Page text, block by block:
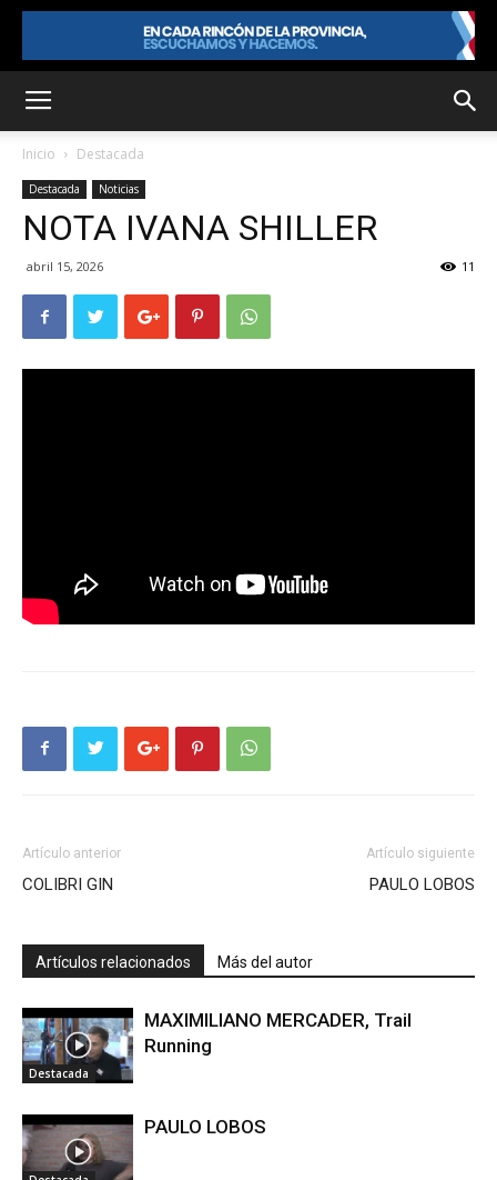
Inicio Destacada
Destacada Noticias
NOTA IVANA SHILLER
abril 15, 2026 11
Artículo anterior
COLIBRI GIN
Artículo siguiente
PAULO LOBOS
Artículos relacionados Más del autor
Destacada
MAXIMILIANO MERCADER, Trail
Running
PAULO LOBOS